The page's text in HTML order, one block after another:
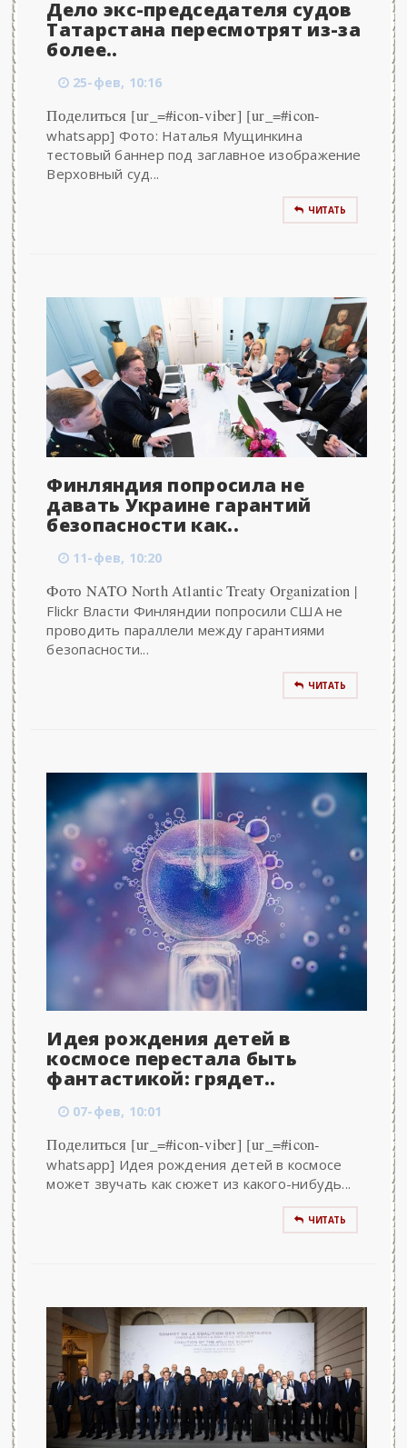
Дело экс-председателя судов
Татарстана пересмотрят из-за
более..
25-фев, 10:16
Поделиться [ur_=#icon-viber] [ur_=#icon-
whatsapp] Фото: Наталья Мущинкина
тестовый баннер под заглавное изображение
Верховный суд...
ЧИТАТЬ
Финляндия попросила не
давать Украине гарантий
безопасности как..
11-фев, 10:20
Фото NATO North Atlantic Treaty Organization |
Flickr Власти Финляндии попросили США не
проводить параллели между гарантиями
безопасности...
ЧИТАТЬ
Идея рождения детей в
космосе перестала быть
фантастикой: грядет..
07-фев, 10:01
Поделиться [ur_=#icon-viber] [ur_=#icon-
whatsapp] Идея рождения детей в космосе
может звучать как сюжет из какого-нибудь...
ЧИТАТЬ